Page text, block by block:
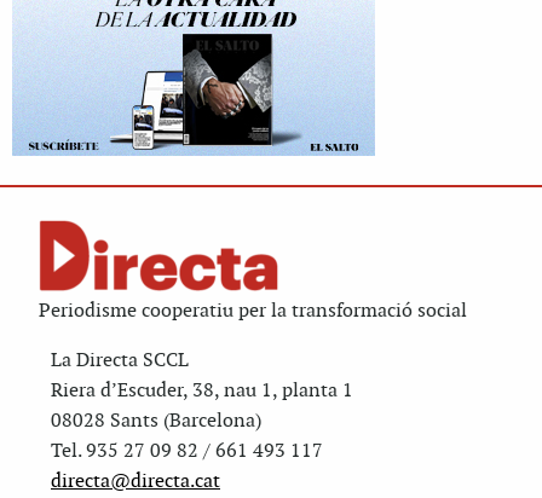
Periodisme cooperatiu per la transformació social
La Directa SCCL
Riera d’Escuder, 38, nau 1, planta 1
08028 Sants (Barcelona)
Tel. 935 27 09 82 / 661 493 117
directa@directa.cat